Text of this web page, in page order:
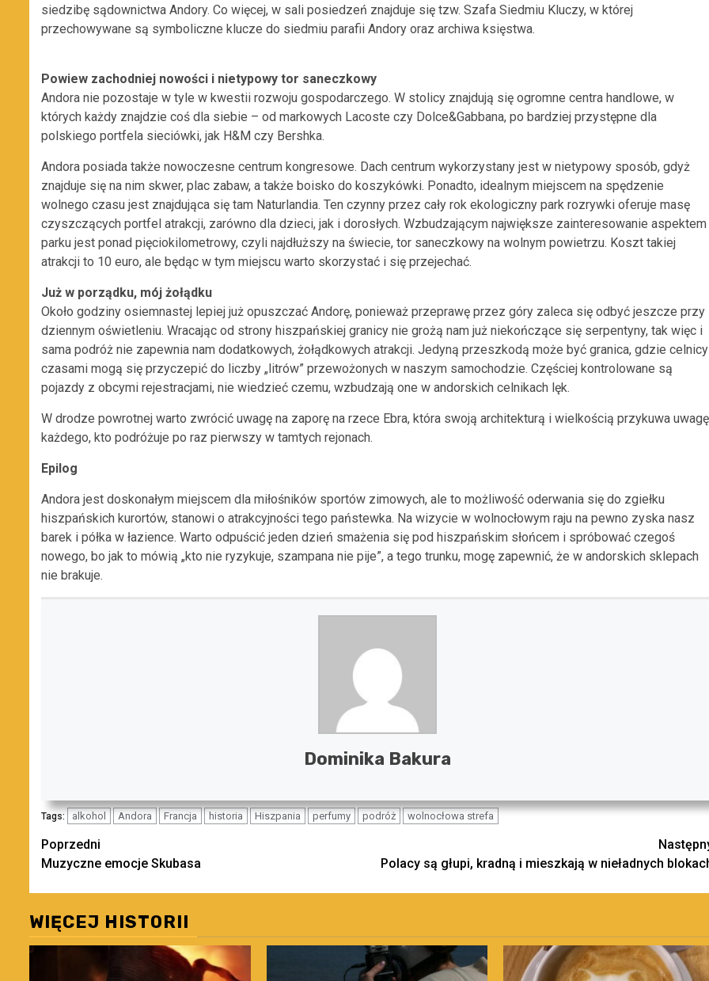
siedzibę sądownictwa Andory. Co więcej, w sali posiedzeń znajduje się tzw. Szafa Siedmiu Kluczy, w której
przechowywane są symboliczne klucze do siedmiu parafii Andory oraz archiwa księstwa.
Powiew zachodniej nowości i nietypowy tor saneczkowy
Andora nie pozostaje w tyle w kwestii rozwoju gospodarczego. W stolicy znajdują się ogromne centra handlowe, w
których każdy znajdzie coś dla siebie – od markowych Lacoste czy Dolce&Gabbana, po bardziej przystępne dla
polskiego portfela sieciówki, jak H&M czy Bershka.
Andora posiada także nowoczesne centrum kongresowe. Dach centrum wykorzystany jest w nietypowy sposób, gdyż
znajduje się na nim skwer, plac zabaw, a także boisko do koszykówki. Ponadto, idealnym miejscem na spędzenie
wolnego czasu jest znajdująca się tam Naturlandia. Ten czynny przez cały rok ekologiczny park rozrywki oferuje masę
czyszczących portfel atrakcji, zarówno dla dzieci, jak i dorosłych. Wzbudzającym największe zainteresowanie aspektem
parku jest ponad pięciokilometrowy, czyli najdłuższy na świecie, tor saneczkowy na wolnym powietrzu. Koszt takiej
atrakcji to 10 euro, ale będąc w tym miejscu warto skorzystać i się przejechać.
Już w porządku, mój żołądku
Około godziny osiemnastej lepiej już opuszczać Andorę, ponieważ przeprawę przez góry zaleca się odbyć jeszcze przy
dziennym oświetleniu. Wracając od strony hiszpańskiej granicy nie grożą nam już niekończące się serpentyny, tak więc i
sama podróż nie zapewnia nam dodatkowych, żołądkowych atrakcji. Jedyną przeszkodą może być granica, gdzie celnicy
czasami mogą się przyczepić do liczby „litrów” przewożonych w naszym samochodzie. Częściej kontrolowane są
pojazdy z obcymi rejestracjami, nie wiedzieć czemu, wzbudzają one w andorskich celnikach lęk.
W drodze powrotnej warto zwrócić uwagę na zaporę na rzece Ebra, która swoją architekturą i wielkością przykuwa uwagę
każdego, kto podróżuje po raz pierwszy w tamtych rejonach.
Epilog
Andora jest doskonałym miejscem dla miłośników sportów zimowych, ale to możliwość oderwania się do zgiełku
hiszpańskich kurortów, stanowi o atrakcyjności tego państewka. Na wizycie w wolnocłowym raju na pewno zyska nasz
barek i półka w łazience. Warto odpuścić jeden dzień smażenia się pod hiszpańskim słońcem i spróbować czegoś
nowego, bo jak to mówią „kto nie ryzykuje, szampana nie pije”, a tego trunku, mogę zapewnić, że w andorskich sklepach
nie brakuje.
Dominika Bakura
Tags: alkohol Andora Francja historia Hiszpania perfumy podróż wolnocłowa strefa
Zobacz
wpisy
Poprzedni
Muzyczne emocje Skubasa
Polacy są głupi, kradną i mieszkają w nieładnych
WIĘCEJ HISTORII